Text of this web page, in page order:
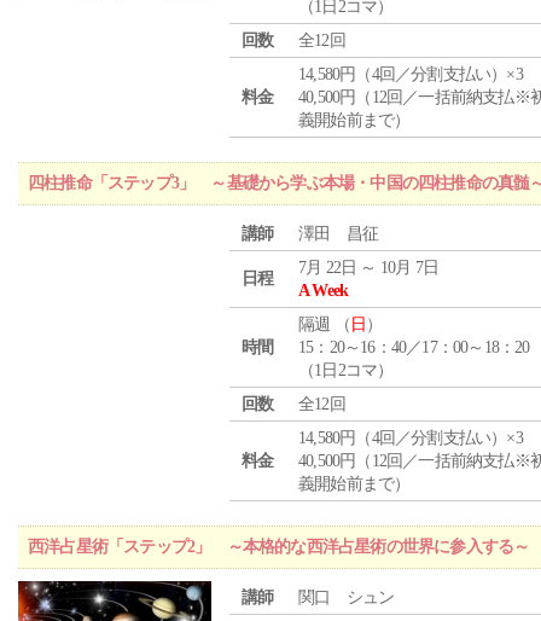
（1日2コマ）
回数
全12回
料金
14,580円（4回／分割支払い）×3
40,500円（12回／一括前納支払※
義開始前まで）
四柱推命「ステップ3」 ～基礎から学ぶ本場・中国の四柱推命の真髄
講師 澤田 昌征
日程
7月 22日 ～ 10月 7日
A Week
時間
隔週 （ 日 ）
15：20～16：40／17：00～18：20
（1日2コマ）
回数
全12回
料金
14,580円（4回／分割支払い）×3
40,500円（12回／一括前納支払※
義開始前まで）
西洋占星術「ステップ2」 ～本格的な西洋占星術の世界に参入する～
講師 関口 シュン